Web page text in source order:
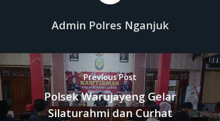
Admin Polres Nganjuk
Previous Post
Polsek Warujayeng Gelar
Silaturahmi dan Curhat